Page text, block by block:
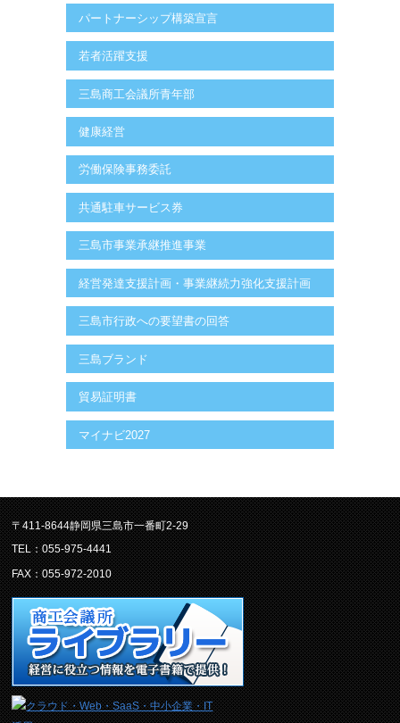
パートナーシップ構築宣言
若者活躍支援
三島商工会議所青年部
健康経営
労働保険事務委託
共通駐車サービス券
三島市事業承継推進事業
経営発達支援計画・事業継続力強化支援計画
三島市行政への要望書の回答
三島ブランド
貿易証明書
マイナビ2027
〒411-8644静岡県三島市一番町2-29
TEL：055-975-4441
FAX：055-972-2010